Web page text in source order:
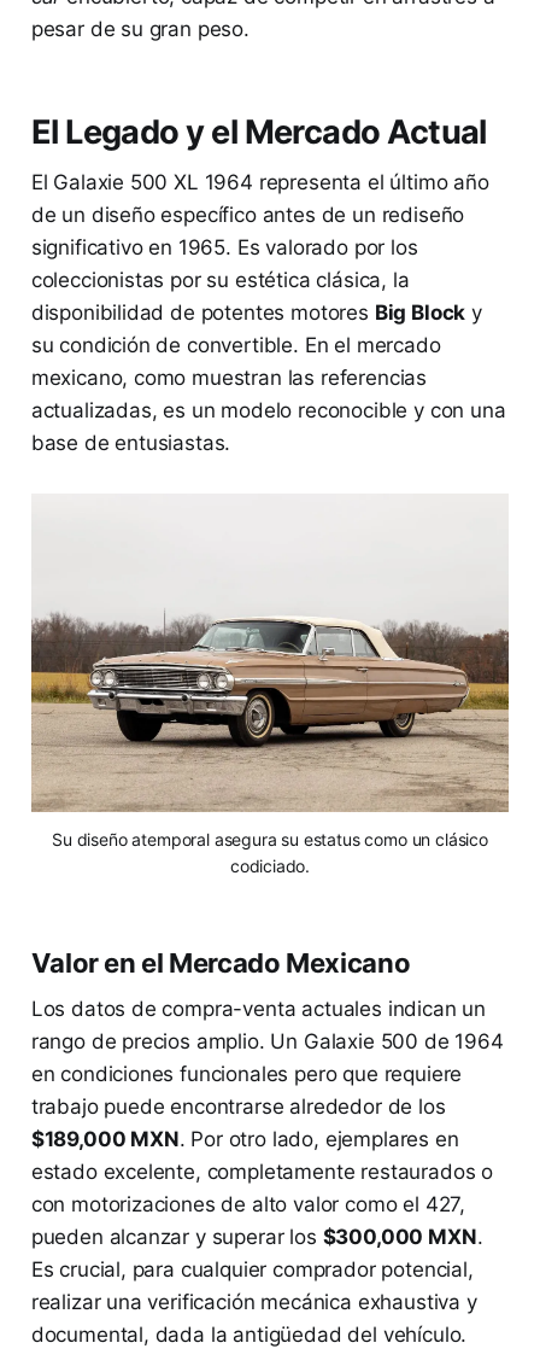
pesar de su gran peso.
El Legado y el Mercado Actual
El Galaxie 500 XL 1964 representa el último año
de un diseño específico antes de un rediseño
significativo en 1965. Es valorado por los
coleccionistas por su estética clásica, la
disponibilidad de potentes motores Big Block y
su condición de convertible. En el mercado
mexicano, como muestran las referencias
actualizadas, es un modelo reconocible y con una
base de entusiastas.
Su diseño atemporal asegura su estatus como un clásico
codiciado.
Valor en el Mercado Mexicano
Los datos de compra-venta actuales indican un
rango de precios amplio. Un Galaxie 500 de 1964
en condiciones funcionales pero que requiere
trabajo puede encontrarse alrededor de los
$189,000 MXN. Por otro lado, ejemplares en
estado excelente, completamente restaurados o
con motorizaciones de alto valor como el 427,
pueden alcanzar y superar los $300,000 MXN.
Es crucial, para cualquier comprador potencial,
realizar una verificación mecánica exhaustiva y
documental, dada la antigüedad del vehículo.